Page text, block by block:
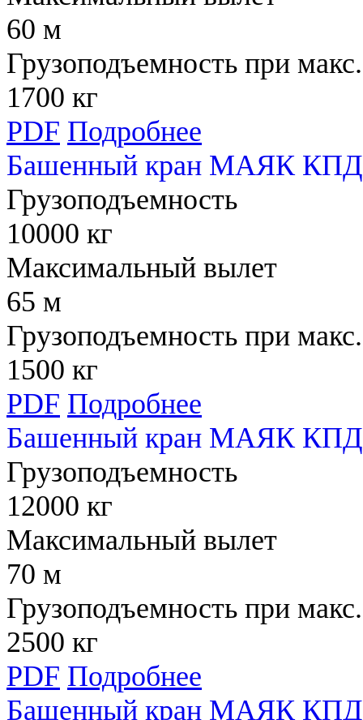
60 м
Грузоподъемность при
1700 кг
PDF Подробнее
Башенный кран МАЯК КПД
Грузоподъемность
10000 кг
Максимальный вылет
65 м
Грузоподъемность при
1500 кг
PDF Подробнее
Башенный кран МАЯК КПД
Грузоподъемность
12000 кг
Максимальный вылет
70 м
Грузоподъемность при
2500 кг
PDF Подробнее
Башенный кран МАЯК КПД